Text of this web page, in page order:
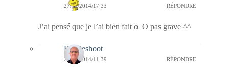
27/11/2014/17:33 RÉPONDRE
J’ai pensé que je l’ai bien fait o_O pas grave ^^
Bernieshoot
29/11/2014/11:39 RÉPONDRE